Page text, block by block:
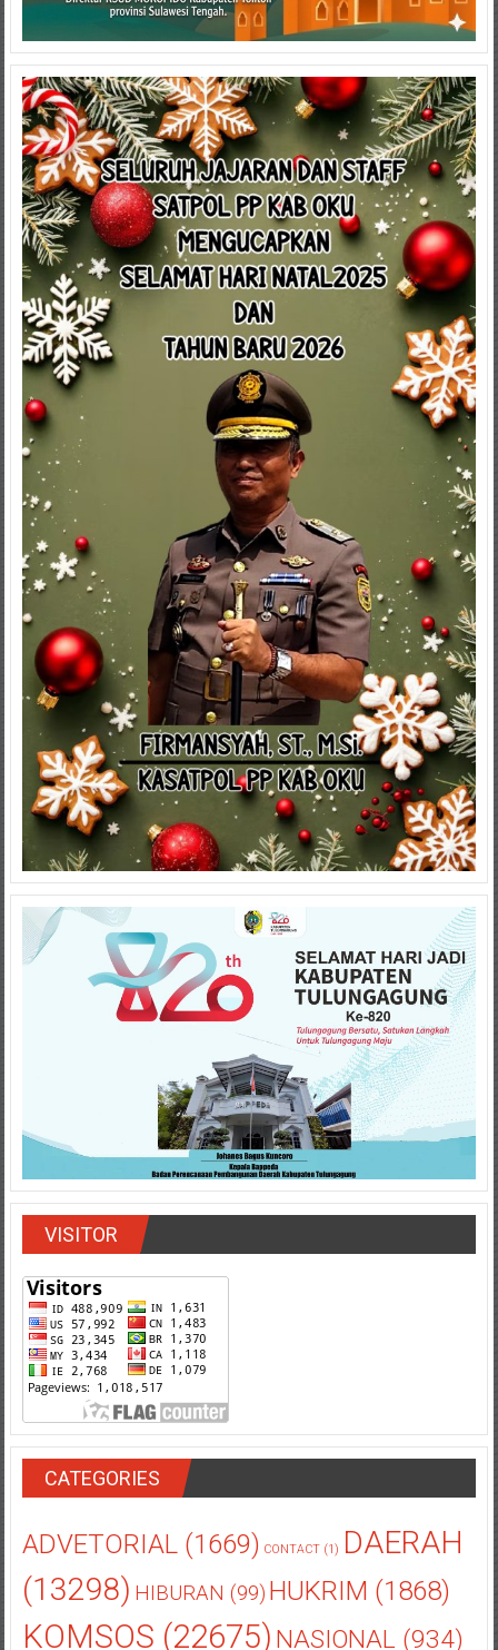
VISITOR
CATEGORIES
ADVETORIAL(1669) CONTACT(1) DAERAH
(13298) HIBURAN (99) HUKRIM (1868)
KOMSOS (22675) NASIONAL(934)